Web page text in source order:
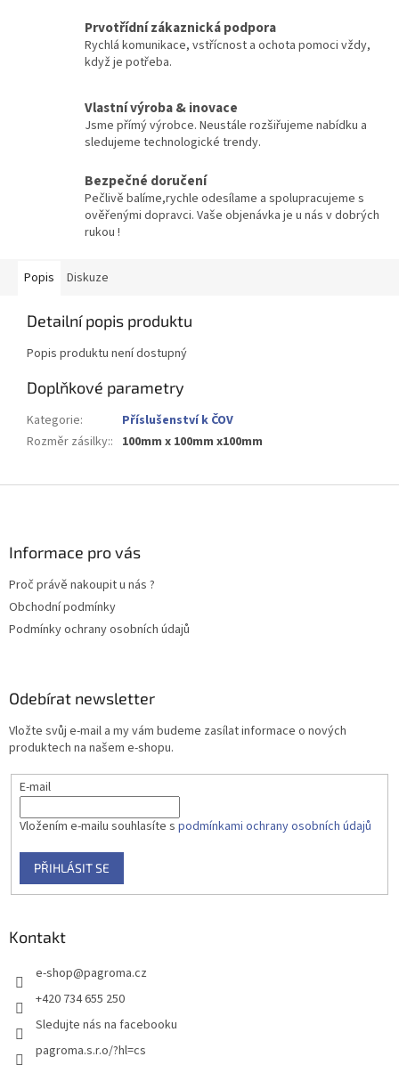
Prvotřídní zákaznická podpora
Rychlá komunikace, vstřícnost a ochota pomoci vždy,
když je potřeba.
Vlastní výroba & inovace
Jsme přímý výrobce. Neustále rozšiřujeme nabídku a
sledujeme technologické trendy.
Bezpečné doručení
Pečlivě balíme,rychle odesílame a spolupracujeme s
ověřenými dopravci. Vaše objenávka je u nás v dobrých
rukou !
Popis Diskuze
Detailní popis produktu
Popis produktu není dostupný
Doplňkové parametry
Kategorie:
Příslušenství k ČOV
Rozměr zásilky:: 100mm x 100mm x100mm
Informace pro vás
Proč právě nakoupit u nás ?
Obchodní podmínky
Podmínky ochrany osobních údajů
Odebírat newsletter
Vložte svůj e-mail a my vám budeme zasílat informace o nových
produktech na našem e-shopu.
E-mail
Vložením e-mailu souhlasíte s podmínkami ochrany osobních údajů
PŘIHLÁSIT SE
Kontakt
e-shop@pagroma.cz
+420 734 655 250
Sledujte nás na facebooku
pagroma.s.r.o/?hl=cs